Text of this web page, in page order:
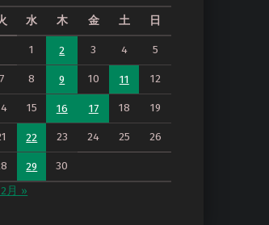
水 木 金 土 日
1 2 3 4 5
7 8 9 10 11 12
15 16 17 18 19
22 23 24 25 26
29
30
月 »